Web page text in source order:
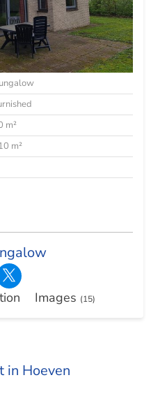
m²
m²
Images (15)
in Hoeven